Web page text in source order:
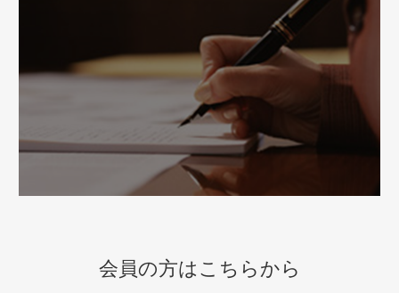
会員の方はこちらから